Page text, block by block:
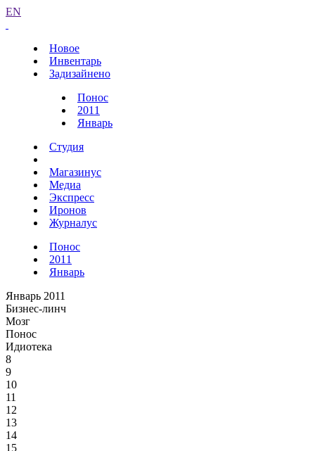
EN
Новое
Инвентарь
Задизайнено
Понос
2011
Январь
Студия
Магазинус
Медиа
Экспресс
Иронов
Журналус
Понос
2011
Январь
Январь 2011
Бизнес-линч
Мозг
Понос
Идиотека
8
9
10
11
12
13
14
15